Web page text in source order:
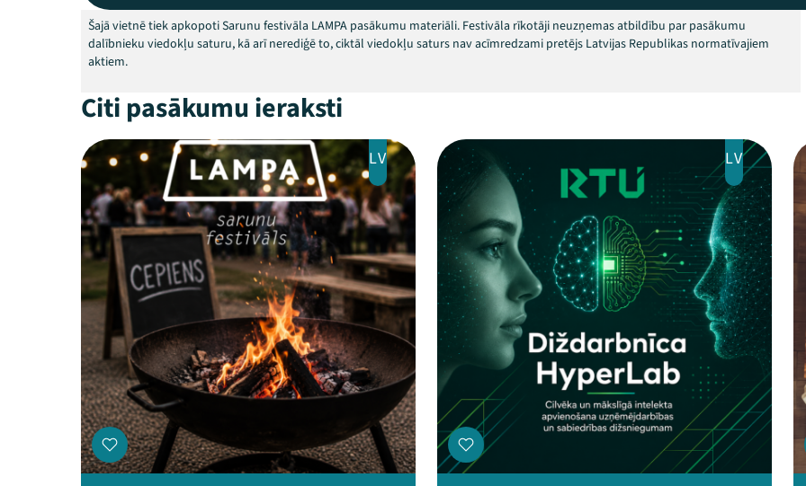
Šajā vietnē tiek apkopoti Sarunu festivāla LAMPA pasākumu materiāli. Festivāla rīkotāji neuzņemas atbildību par pasākumu
dalībnieku viedokļu saturu, kā arī nerediģē to, ciktāl viedokļu saturs nav acīmredzami pretējs Latvijas Republikas normatīvajiem
aktiem.
Citi pasākumu ieraksti
LV LV